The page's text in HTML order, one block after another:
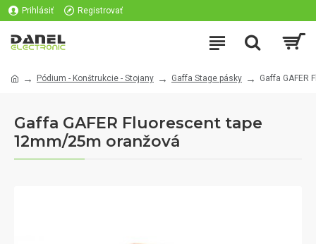
Prihlásiť Registrovať
Pódium - Konštrukcie - Stojany Gaffa Stage pásky Gaffa
Gaffa GAFER Fluorescent tape
12mm/25m oranžová